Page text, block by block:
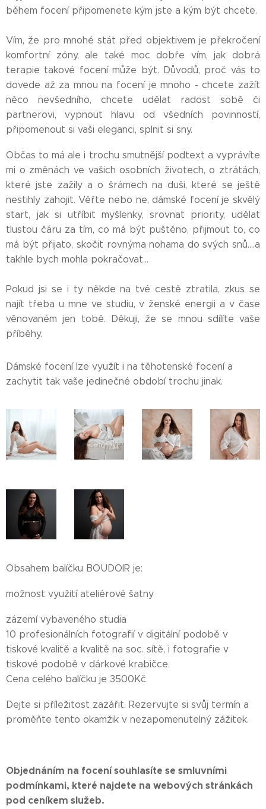
během focení připomenete kým jste a kým být chcete.
Vím, že pro mnohé stát před objektivem je překročení
komfortní zóny, ale také moc dobře vím, jak dobrá
terapie takové focení může být. Důvodů, proč vás to
dovede až za mnou na focení je mnoho - chcete zažít
něco nevšedního, chcete udělat radost sobě či
partnerovi, vypnout hlavu od všedních povinností,
připomenout si vaši eleganci, splnit si sny.
Občas to má ale i trochu smutnější podtext a vyprávíte
mi o změnách ve vašich osobních životech, o ztrátách,
které jste zažily a o šrámech na duši, které se ještě
nestihly zahojit. Věřte nebo ne, dámské focení je skvělý
start, jak si utříbit myšlenky, srovnat priority, udělat
tlustou čáru za tím, co má být puštěno, přijmout to, co
má být přijato, skočit rovnýma nohama do svých snů....a
takhle bych mohla pokračovat...
Pokud jsi se i ty někde na tvé cestě ztratila, zkus se
najít třeba u mne ve studiu, v ženské energii a v čase
věnovaném jen tobě. Děkuji, že se mnou sdílíte vaše
příběhy.
Dámské focení lze využít i na těhotenské focení a
zachytit tak vaše jedinečné období trochu jinak.
Obsahem balíčku BOUDOIR je:
možnost využití ateliérové šatny
zázemí vybaveného studia
10 profesionálních fotografií v digitální podobě v
tiskové kvalitě a kvalitě na soc. sítě, i fotografie v
tiskové podobě v dárkové krabičce.
Cena celého balíčku je 3500Kč.
Dejte si příležitost zazářit. Rezervujte si svůj termín a
proměňte tento okamžik v nezapomenutelný zážitek.
Objednáním na focení souhlasíte se smluvními
podmínkami, které najdete na webových stránkách
pod ceníkem služeb.